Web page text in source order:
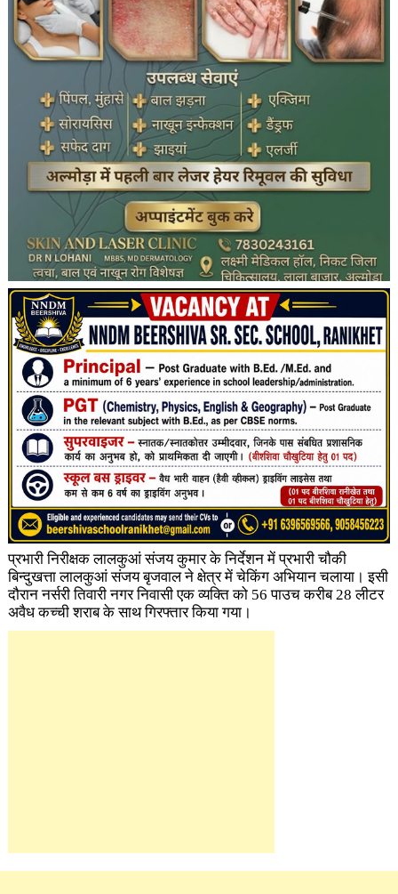
प्रभारी निरीक्षक लालकुआं संजय कुमार के निर्देशन में प्रभारी चौकी
बिन्दुखत्ता लालकुआं संजय बृजवाल ने क्षेत्र में चेकिंग अभियान चलाया। इसी
दौरान नर्सरी तिवारी नगर निवासी एक व्यक्ति को 56 पाउच करीब 28 लीटर
अवैध कच्ची शराब के साथ गिरफ्तार किया गया।